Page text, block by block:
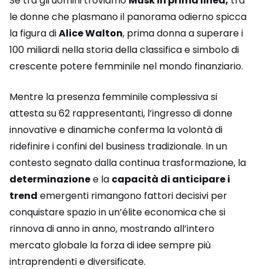
le donne che plasmano il panorama odierno spicca
la figura diAlice Walton, prima donna a superare i
100 miliardi nella storia della classifica e simbolo di
crescente potere femminile nel mondo finanziario.
Mentre la presenza femminile complessiva si
attesta su 62 rappresentanti, l’ingresso di donne
innovative e dinamiche conferma la volontà di
ridefinire i confini del business tradizionale. In un
contesto segnato dalla continua trasformazione, la
determinazionee la capacità di anticipare i
trend emergenti rimangono fattori decisivi per
conquistare spazio in un’élite economica che si
rinnova di anno in anno, mostrando all’intero
mercato globale la forza di idee sempre più
intraprendenti e diversificate.